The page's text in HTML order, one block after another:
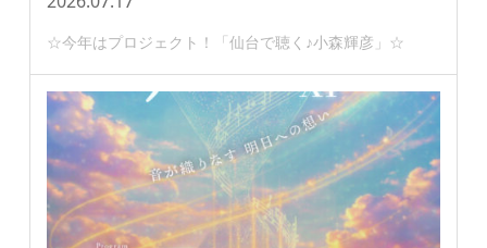
☆今年はプロジェクト！「仙台で聴く♪小森輝彦」☆